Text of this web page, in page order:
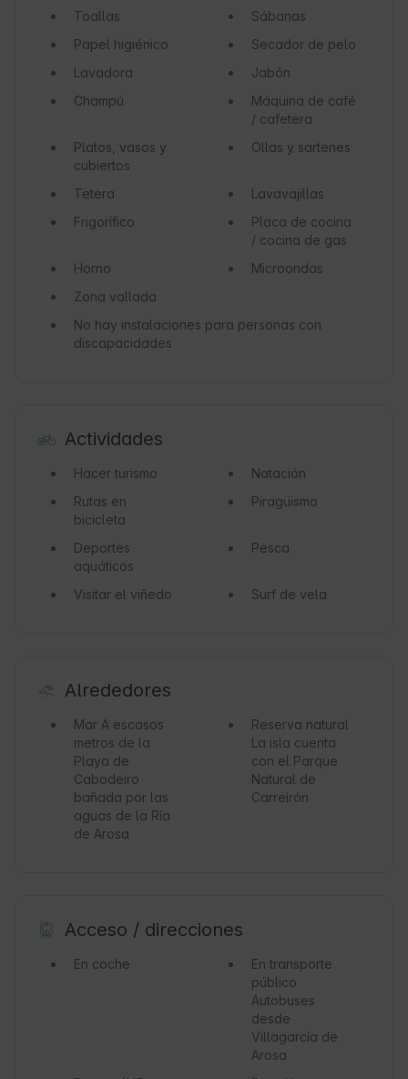
Toallas
Sábanas
Papel higiénico
Secador de pelo
Lavadora
Jabón
Champú
Máquina de café
/ cafetera
Platos, vasos y
cubiertos
Ollas y sartenes
Tetera
Lavavajillas
Frigorífico
Placa de cocina
/ cocina de gas
Horno
Microondas
Zona vallada
No hay instalaciones para personas con
discapacidades
Actividades
Hacer turismo
Natación
Rutas en
bicicleta
Piragüismo
Deportes
aquáticos
Pesca
Visitar el viñedo Surf de vela
Alrededores
Mar A escasos
metros de la
Playa de
Cabodeiro
bañada por las
aguas de la Ría
de Arosa
Reserva natural
La isla cuenta
con el Parque
Natural de
Carreirón
Acceso / direcciones
En coche
En transporte
público
Autobuses
desde
Villagarcía de
Arosa